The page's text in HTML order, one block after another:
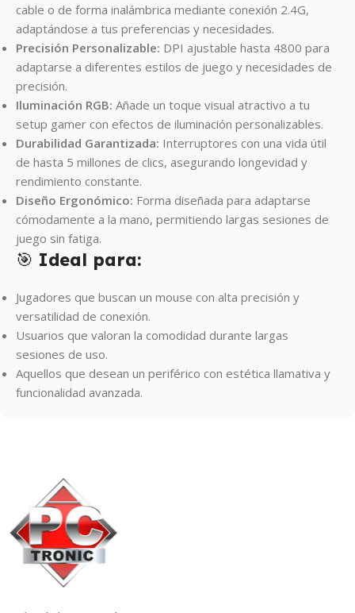
cable o de forma inalámbrica mediante conexión 2.4G,
adaptándose a tus preferencias y necesidades.
Precisión Personalizable: DPI ajustable hasta 4800 para
adaptarse a diferentes estilos de juego y necesidades de
precisión.
Iluminación RGB: Añade un toque visual atractivo a tu
setup gamer con efectos de iluminación personalizables.
Durabilidad Garantizada: Interruptores con una vida útil
de hasta 5 millones de clics, asegurando longevidad y
rendimiento constante.
Diseño Ergonómico: Forma diseñada para adaptarse
cómodamente a la mano, permitiendo largas sesiones de
juego sin fatiga.
🎯 Ideal para:
Jugadores que buscan un mouse con alta precisión y
versatilidad de conexión.
Usuarios que valoran la comodidad durante largas
sesiones de uso.
Aquellos que desean un periférico con estética llamativa y
funcionalidad avanzada.